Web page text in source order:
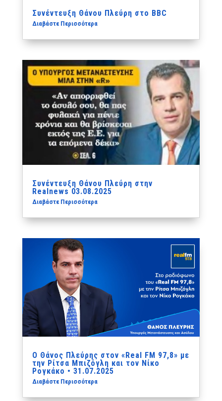
Συνέντευξη Θάνου Πλεύρη στο BBC
Διαβάστε Περισσότερα
Συνέντευξη Θάνου Πλεύρη στην
Realnews 03.08.2025
Διαβάστε Περισσότερα
Ο Θάνος Πλεύρης στον «Real FM 97,8» με
την Ρίτσα Μπιζόγλη και τον Νίκο
Ρογκάκο • 31.07.2025
Διαβάστε Περισσότερα